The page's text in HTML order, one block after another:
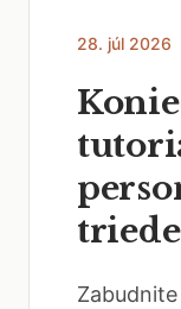
28. júl 2026
triede